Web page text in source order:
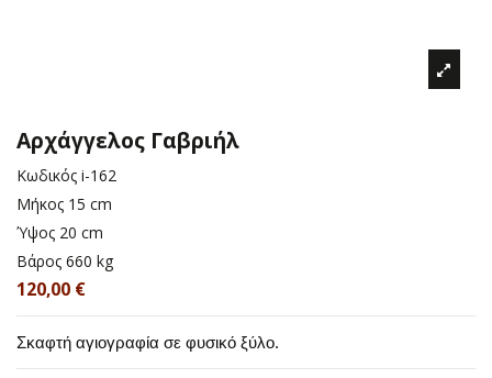
Αρχάγγελος Γαβριήλ
Κωδικός i-162
Μήκος 15 cm
Ύψος 20 cm
Βάρος 660 kg
120,00 €
Σκαφτή αγιογραφία σε φυσικό ξύλο.